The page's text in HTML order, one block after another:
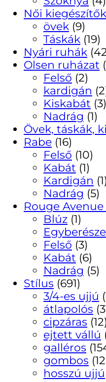
Női kiegészítők
övek (9)
Táskák (19)
Nyári ruhák
Olsen ruházat
Felső (2)
kardigán
Kiskabát (3)
Nadrág (1)
Övek, táskák,
Rabe (16)
Felső (10)
Kabát (1)
Kardigán (1)
Nadrág (5)
Rouge
Blúz (1)
Felső (3)
Kabát (6)
Nadrág (5)
Stílus (691)
3/4-es ujjú
átlapolós
cipzáras (12)
ejtett vállú
galléros
gombos
hosszú ujjú